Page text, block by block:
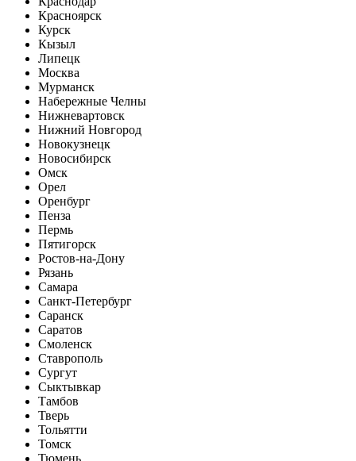
Красноярск
Курск
Кызыл
Липецк
Москва
Мурманск
Набережные Челны
Нижневартовск
Нижний Новгород
Новокузнецк
Новосибирск
Омск
Орел
Оренбург
Пенза
Пермь
Пятигорск
Ростов-на-Дону
Рязань
Самара
Санкт-Петербург
Саранск
Саратов
Смоленск
Ставрополь
Сургут
Сыктывкар
Тамбов
Тверь
Тольятти
Томск
Тюмень